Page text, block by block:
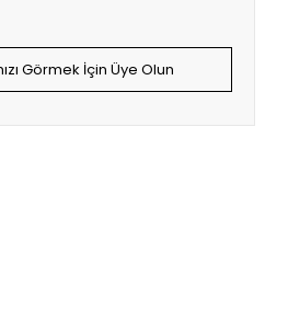
Görmek İçin Üye Olun